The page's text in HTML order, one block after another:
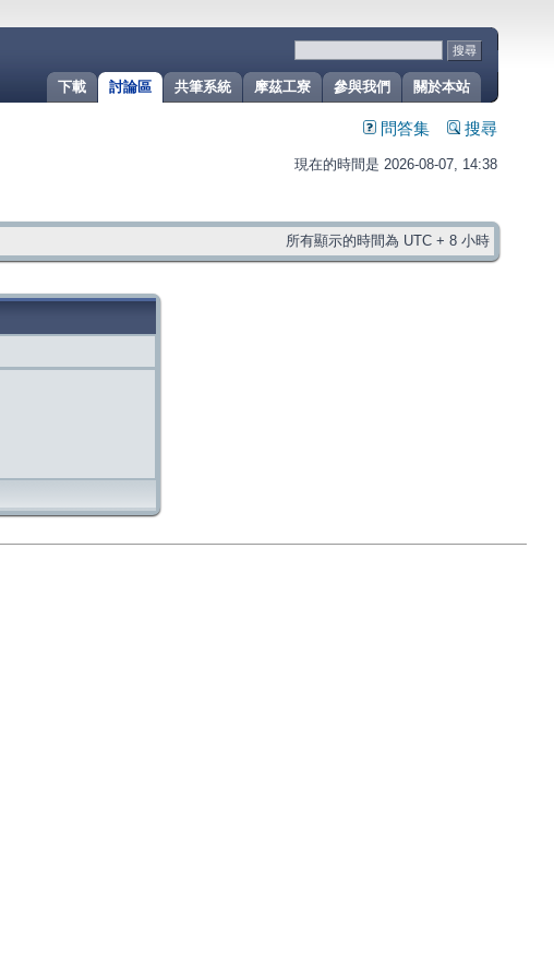
關於本站
參與我們
摩茲工寮
共筆系統
討論區
下載
問答集 搜尋
現在的時間是 2026-08-07, 14:38
所有顯示的時間為 UTC + 8 小時